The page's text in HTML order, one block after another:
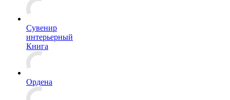
Сувенир
интерьерный
Книга
Ордена